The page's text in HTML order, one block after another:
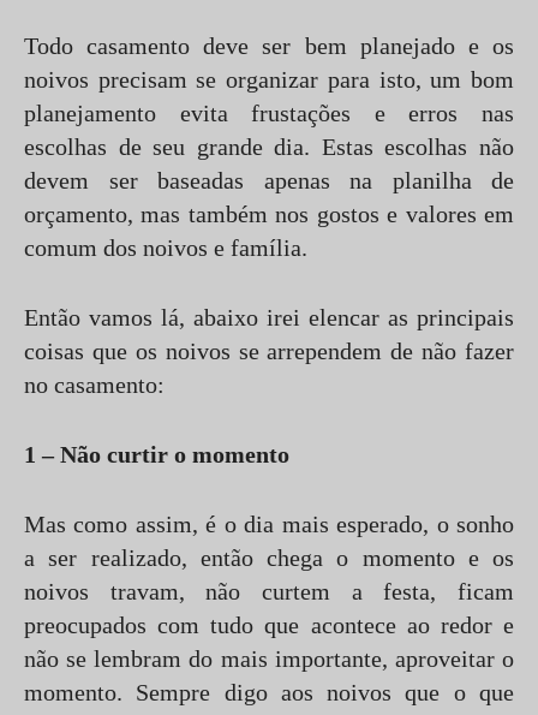
Todo casamento deve ser bem planejado e os
noivos precisam se organizar para isto, um bom
planejamento evita frustações e erros nas
escolhas de seu grande dia. Estas escolhas não
devem ser baseadas apenas na planilha de
orçamento, mas também nos gostos e valores em
comum dos noivos e família.
Então vamos lá, abaixo irei elencar as principais
coisas que os noivos se arrependem de não fazer
no casamento:
1 – Não curtir o momento
Mas como assim, é o dia mais esperado, o sonho
a ser realizado, então chega o momento e os
noivos travam, não curtem a festa, ficam
preocupados com tudo que acontece ao redor e
não se lembram do mais importante, aproveitar o
momento. Sempre digo aos noivos que o que